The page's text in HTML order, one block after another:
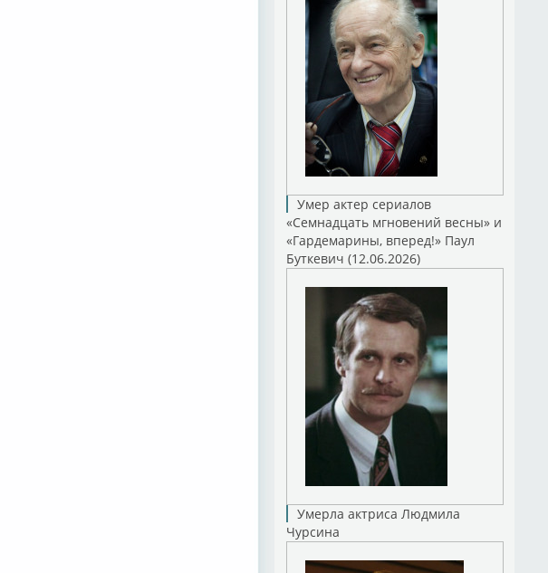
Умер актер сериалов
«Семнадцать мгновений весны» и
«Гардемарины, вперед!» Паул
Буткевич (12.06.2026)
Умерла актриса Людмила
Чурсина